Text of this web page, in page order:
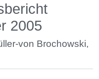
2005
von Brochowski,